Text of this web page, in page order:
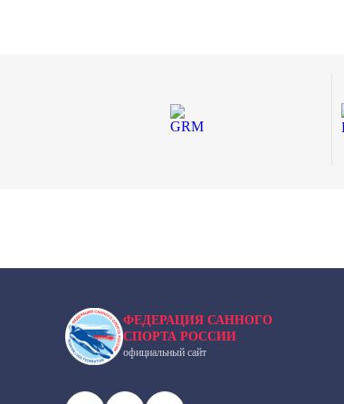
ФЕДЕРАЦИЯ САННОГО
СПОРТА РОССИИ
официальный сайт